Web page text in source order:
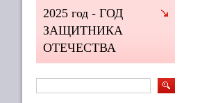
2025 год - ГОД
ЗАЩИТНИКА
ОТЕЧЕСТВА